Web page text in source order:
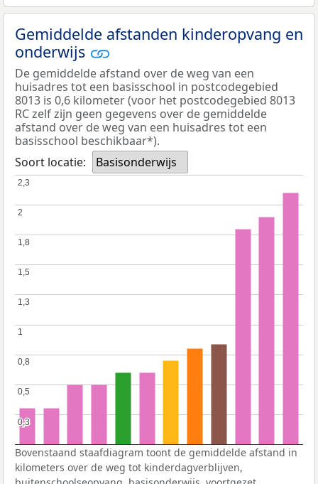
Gemiddelde afstanden kinderopvang en
onderwijs
De gemiddelde afstand over de weg van een
huisadres tot een basisschool in postcodegebied
8013 is 0,6 kilometer (voor het postcodegebied 8013
RC zelf zijn geen gegevens over de gemiddelde
afstand over de weg van een huisadres tot een
basisschool beschikbaar*).
Soort locatie:
Basisonderwijs
0,3
0,3
0,5
0,5
0,8
0,8
1
1
1,3
1,3
1,5
1,5
1,8
1,8
2
2
2,3
2,3
Bovenstaand staafdiagram toont de gemiddelde afstand in
kilometers over de weg tot kinderdagverblijven,